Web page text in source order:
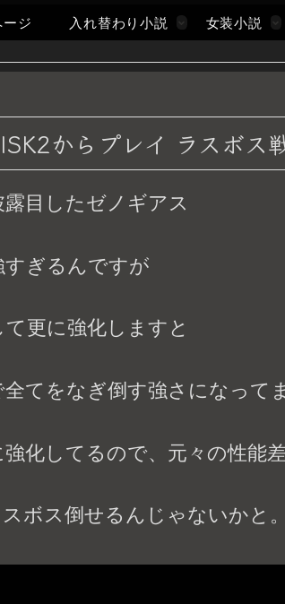
ージ 入れ替わり小説 女装小説
からプレイ ラスボス
目したゼノギアス
ぎるんですが
更に強化しますと
てをなぎ倒す強さになって
化してるので、元々の性能
ボス倒せるんじゃないかと。